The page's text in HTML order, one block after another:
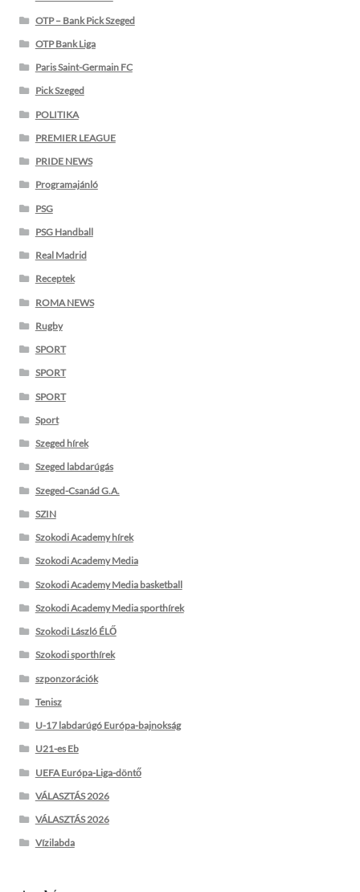
OTP – Bank Pick Szeged
OTP Bank Liga
Paris Saint-Germain FC
Pick Szeged
POLITIKA
PREMIER LEAGUE
PRIDE NEWS
Programajánló
PSG
PSG Handball
Real Madrid
Receptek
ROMA NEWS
Rugby
SPORT
SPORT
SPORT
Sport
Szeged hírek
Szeged labdarúgás
Szeged-Csanád G.A.
SZIN
Szokodi Academy hírek
Szokodi Academy Media
Szokodi Academy Media basketball
Szokodi Academy Media sporthírek
Szokodi László ÉLŐ
Szokodi sporthírek
szponzorációk
Tenisz
U-17 labdarúgó Európa-bajnokság
U21-es Eb
UEFA Európa-Liga-döntő
VÁLASZTÁS 2026
VÁLASZTÁS 2026
Vízilabda